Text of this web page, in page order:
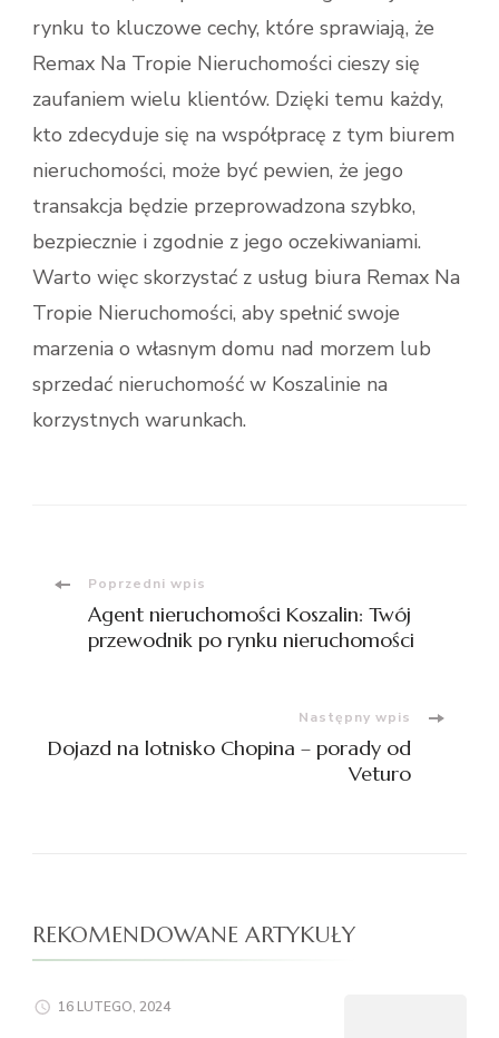
rynku to kluczowe cechy, które sprawiają, że
Remax Na Tropie Nieruchomości cieszy się
zaufaniem wielu klientów. Dzięki temu każdy,
kto zdecyduje się na współpracę z tym biurem
nieruchomości, może być pewien, że jego
transakcja będzie przeprowadzona szybko,
bezpiecznie i zgodnie z jego oczekiwaniami.
Warto więc skorzystać z usług biura Remax Na
Tropie Nieruchomości, aby spełnić swoje
marzenia o własnym domu nad morzem lub
sprzedać nieruchomość w Koszalinie na
korzystnych warunkach.
Nawigacja
wpisu
Poprzedni wpis
Agent nieruchomości Koszalin: Twój
przewodnik po rynku nieruchomości
Następny wpis
Dojazd na lotnisko Chopina – porady od
Veturo
REKOMENDOWANE ARTYKUŁY
16 LUTEGO, 2024